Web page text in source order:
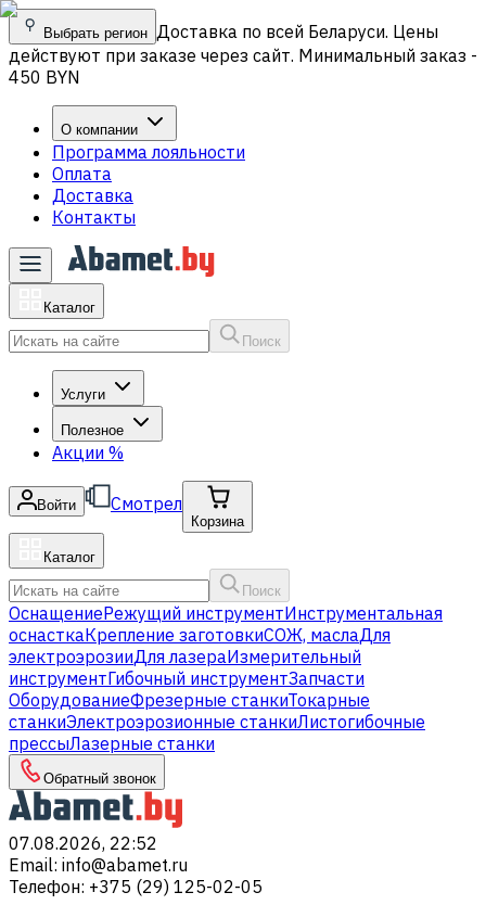
Выбрать регион Доставка по всей Беларуси. Цены
действуют при заказе через сайт. Минимальный заказ -
450 BYN
О компании
Программа лояльности
Оплата
Доставка
Контакты
Каталог
Поиск
Услуги
Полезное
Акции %
Войти Смотрел
Корзина
Каталог
Поиск
ОснащениеРежущий инструментИнструментальная
оснасткаКрепление заготовкиСОЖ, маслаДля
электроэрозииДля лазераИзмерительный
инструментГибочный инструментЗапчасти
ОборудованиеФрезерные станкиТокарные
станкиЭлектроэрозионные станкиЛистогибочные
прессыЛазерные станки
Обратный звонок
07.08.2026, 22:52
Email: info@abamet.ru
Телефон: +375 (29) 125-02-05